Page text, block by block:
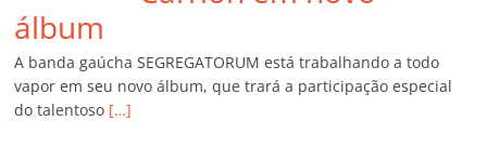
álbum
A banda gaúcha SEGREGATORUM está trabalhando a todo
vapor em seu novo álbum, que trará a participação especial
do talentoso […]